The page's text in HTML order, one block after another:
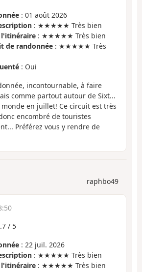
: 01 août 2026
: ★★★★★ Très bien
l'itinéraire : ★★★★★ Très bien
de randonnée : ★★★★★ Très
: Oui
incontournable, à faire
comme partout autour de Sixt...
en juillet! Ce circuit est très
encombré de touristes
Préférez vous y rendre de
raphbo49
/ 5
: 22 juil. 2026
: ★★★★★ Très bien
l'itinéraire : ★★★★★ Très bien